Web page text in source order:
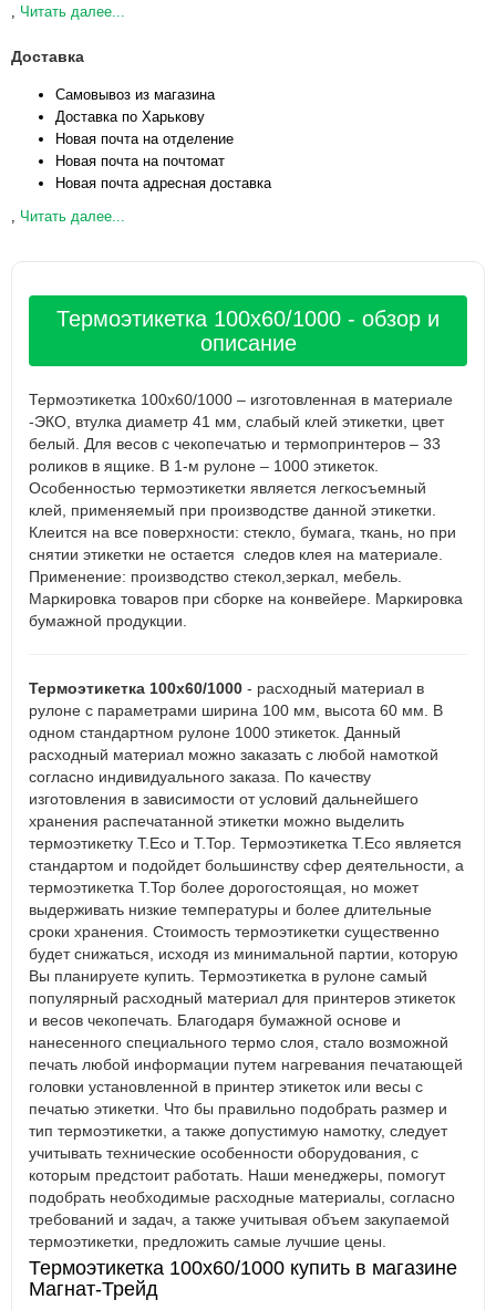
, Читать далее...
Доставка
Самовывоз из магазина
Доставка по Харькову
Новая почта на отделение
Новая почта на почтомат
Новая почта адресная доставка
, Читать далее...
Термоэтикетка 100х60/1000 - обзор и
описание
Термоэтикетка 100х60/1000 – изготовленная в материале
-ЭКО, втулка диаметр 41 мм, слабый клей этикетки, цвет
белый. Для весов с чекопечатью и термопринтеров – 33
роликов в ящике. В 1-м рулоне – 1000 этикеток.
Особенностью термоэтикетки является легкосъемный
клей, применяемый при производстве данной этикетки.
Клеится на все поверхности: стекло, бумага, ткань, но при
снятии этикетки не остается следов клея на материале.
Применение: производство стекол,зеркал, мебель.
Маркировка товаров при сборке на конвейере. Маркировка
бумажной продукции.
Термоэтикетка 100х60/1000 - расходный материал в
рулоне с параметрами ширина 100 мм, высота 60 мм. В
одном стандартном рулоне 1000 этикеток. Данный
расходный материал можно заказать с любой намоткой
согласно индивидуального заказа. По качеству
изготовления в зависимости от условий дальнейшего
хранения распечатанной этикетки можно выделить
термоэтикетку T.Eco и T.Top. Термоэтикетка T.Eco является
стандартом и подойдет большинству сфер деятельности, а
термоэтикетка T.Top более дорогостоящая, но может
выдерживать низкие температуры и более длительные
сроки хранения. Стоимость термоэтикетки существенно
будет снижаться, исходя из минимальной партии, которую
Вы планируете купить. Термоэтикетка в рулоне самый
популярный расходный материал для принтеров этикеток
и весов чекопечать. Благодаря бумажной основе и
нанесенного специального термо слоя, стало возможной
печать любой информации путем нагревания печатающей
головки установленной в принтер этикеток или весы с
печатью этикетки. Что бы правильно подобрать размер и
тип термоэтикетки, а также допустимую намотку, следует
учитывать технические особенности оборудования, с
которым предстоит работать. Наши менеджеры, помогут
подобрать необходимые расходные материалы, согласно
требований и задач, а также учитывая объем закупаемой
термоэтикетки, предложить самые лучшие цены.
Термоэтикетка 100х60/1000 купить в магазине
Магнат-Трейд